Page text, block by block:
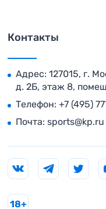
Контакты
Адрес: 127015, г.
д. 2Б, этаж 8,
Телефон: +7 (495)
Почта: sports@kp.ru
18+